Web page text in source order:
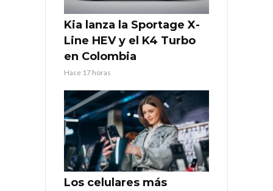
Kia lanza la Sportage X-
Line HEV y el K4 Turbo
en Colombia
Hace 17 horas
Los celulares más